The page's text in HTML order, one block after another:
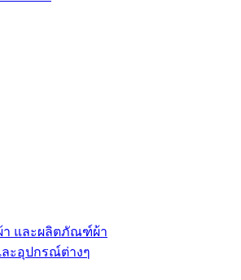
ผ้า และผลิตภัณฑ์ผ้า
ละอุปกรณ์ต่างๆ